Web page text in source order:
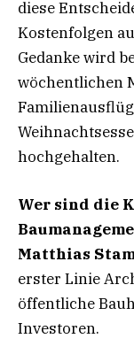
diese
Kostenfolgen
Gedanke wird
wöchentlichen
hochgehalten.
Wer sind die
Matthias
erster Linie
öffentliche
Investoren.